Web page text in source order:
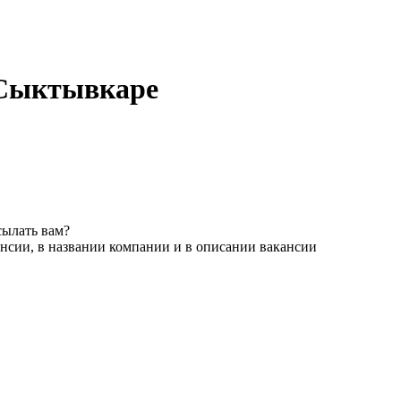
вам?
в названии компании и в описании вакансии